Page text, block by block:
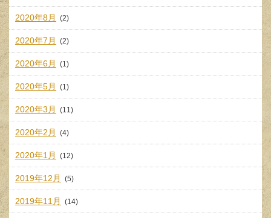
2020年8月 (2)
2020年7月 (2)
2020年6月 (1)
2020年5月 (1)
2020年3月 (11)
2020年2月 (4)
2020年1月 (12)
2019年12月 (5)
2019年11月 (14)